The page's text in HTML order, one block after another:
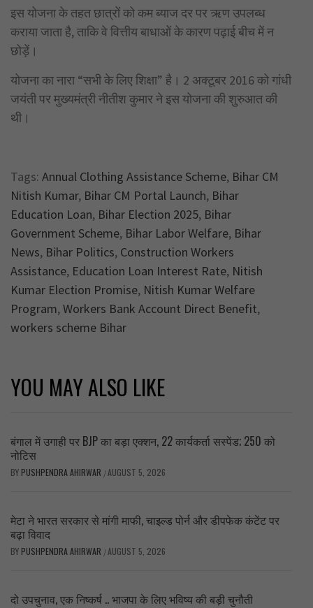
इस योजना के तहत छात्रों को कम ब्याज दर पर ऋण उपलब्ध
कराया जाता है, ताकि वे वित्तीय बाधाओं के कारण पढ़ाई बीच में न
छोड़ें।
योजना का नारा “सभी के लिए शिक्षा” है। 2 अक्टूबर 2016 को गांधी
जयंती पर मुख्यमंत्री नीतीश कुमार ने इस योजना की शुरुआत की
थी।
Tags: Annual Clothing Assistance Scheme, Bihar CM
Nitish Kumar, Bihar CM Portal Launch, Bihar
Education Loan, Bihar Election 2025, Bihar
Government Scheme, Bihar Labor Welfare, Bihar
News, Bihar Politics, Construction Workers
Assistance, Education Loan Interest Rate, Nitish
Kumar Election Promise, Nitish Kumar Welfare
Program,Workers Bank Account Direct Benefit,
workers scheme Bihar
YOU MAY ALSO LIKE
बंगाल में उगाही पर BJP का बड़ा एक्शन, 22 कार्यकर्ता सस्पेंड; 250 को
नोटिस
BY PUSHPENDRA AHIRWAR /AUGUST 5, 2026
मेटा ने भारत सरकार से मांगी माफी, चाइल्ड पोर्न और डीपफेक कंटेंट पर
बढ़ा विवाद
BY PUSHPENDRA AHIRWAR /AUGUST 5, 2026
दो उपचुनाव, एक निष्कर्ष .. भाजपा के लिए भविष्य की बड़ी चुनौती